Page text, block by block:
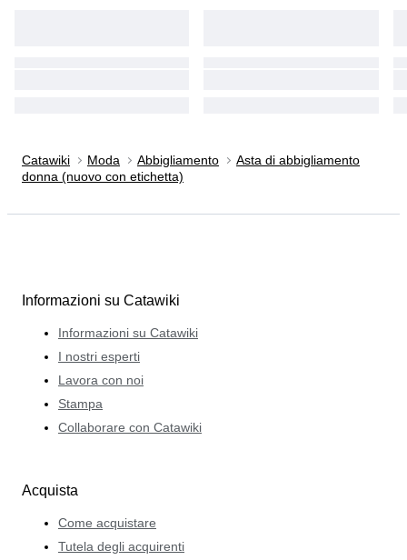
Catawiki Moda Abbigliamento
Asta di abbigliamento
donna (nuovo con etichetta)
Informazioni su Catawiki
Informazioni su Catawiki
I nostri esperti
Lavora con noi
Stampa
Collaborare con Catawiki
Acquista
Come acquistare
Tutela degli acquirenti